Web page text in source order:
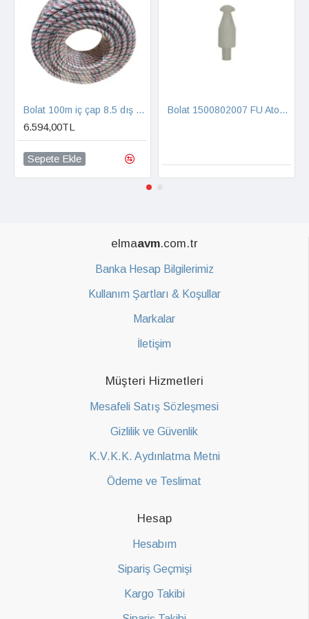
Bolat 1500802007 FU Atom Şanzıman Yağ Havalandırma Civatası Bolat 1530501062 Kılavuz Pala İç Bar Kapak Sacı
elmaavm.com.tr
Banka Hesap Bilgilerimiz
Kullanım Şartları & Koşullar
Markalar
İletişim
Müşteri Hizmetleri
Mesafeli Satış Sözleşmesi
Gizlilik ve Güvenlik
K.V.K.K. Aydınlatma Metni
Ödeme ve Teslimat
Hesap
Hesabım
Sipariş Geçmişi
Kargo Takibi